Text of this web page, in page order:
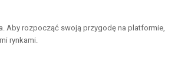
Aby rozpocząć swoją przygodę na platformie,
rynkami.